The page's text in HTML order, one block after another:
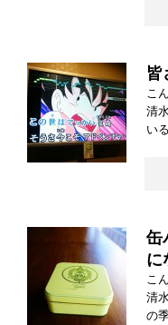
皆
こ
清
い
缶
に
こ
清
の